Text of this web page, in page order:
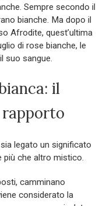
Sempre secondo il
bianche. Ma dopo il
Afrodite, quest’ultima
di rose bianche, le
suo sangue.
il
legato un significato
più che altro mistico.
camminano
considerato la